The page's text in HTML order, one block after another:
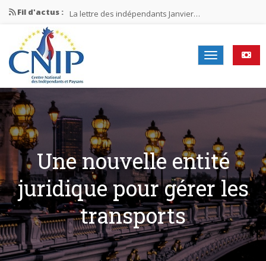
Fil d'actus : La lettre des indépendants Janvier…
La lettre des indépendants Novembre…
La lettre des indépendants Juin…
Mission nationale ÉLECTIONS MUNICIPALES 2026
La lettre des indépendants N°2-2026
Une nouvelle entité
juridique pour gérer les
transports